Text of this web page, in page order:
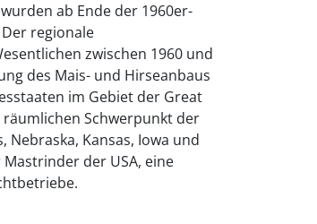
ab Ende der 1960er-
regionale
zwischen 1960 und
des Mais- und Hirseanbaus
im Gebiet der Great
Schwerpunkt der
Nebraska, Kansas, Iowa und
der USA, eine